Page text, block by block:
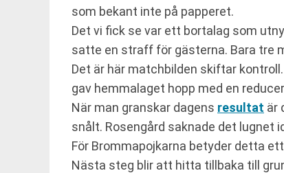
som bekant inte på papperet.
Det vi fick se var ett bortalag som
satte en straff för gästerna. Bara tre
Det är här matchbilden skiftar
gav hemmalaget hopp med en
När man granskar dagens resultat är
snålt. Rosengård saknade det lugnet
För Brommapojkarna betyder detta
Nästa steg blir att hitta tillbaka till